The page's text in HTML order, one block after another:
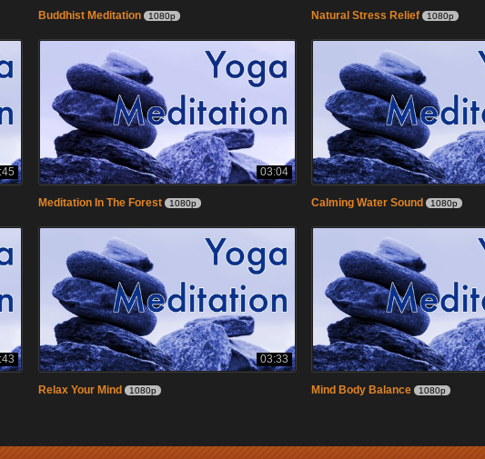
Buddhist Meditation 1080p Natural Stress Relief 1080p
03:04
Meditation In The Forest 1080p Calming Water Sound 1080p
03:33
Relax Your Mind 1080p Mind Body Balance 1080p